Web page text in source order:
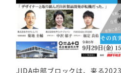
JIDA中部ブロックは、来る